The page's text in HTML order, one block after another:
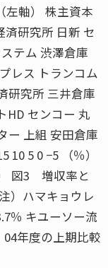
左軸） 株主資本
研究所 日新 セ
テム 渋澤倉庫
レス トランコム
研究所 三井倉庫
HD センコー 丸
ー 上組 安田倉庫
5 0 −5 （％）
図3 増収率と
）ハマキョウレ
％ キユーソー流
年度の上期比較